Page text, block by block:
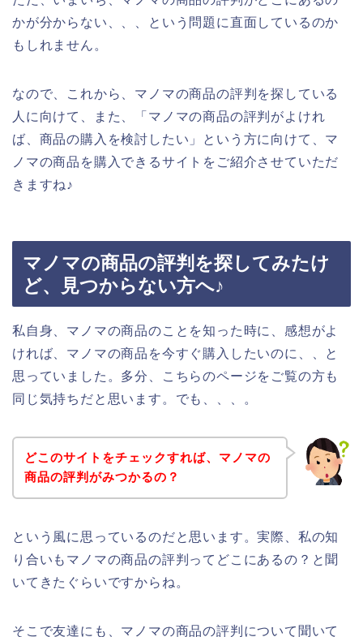
かが分からない、、、という問題に直面しているのか
もしれません。
なので、これから、マノマの商品の評判を探している
人に向けて、また、「マノマの商品の評判がよけれ
ば、商品の購入を検討したい」という方に向けて、マ
ノマの商品を購入できるサイトをご紹介させていただ
きますね♪
マノマの商品の評判を探してみたけ
ど、見つからない方へ♪
私自身、マノマの商品のことを知った時に、感想がよ
ければ、マノマの商品を今すぐ購入したいのに、、と
思っていました。多分、こちらのページをご覧の方も
同じ気持ちだと思います。でも、、、。
どこのサイトをチェックすれば、マノマの
商品の評判がみつかるの？
という風に思っているのだと思います。実際、私の知
り合いもマノマの商品の評判ってどこにあるの？と聞
いてきたぐらいですからね。
そこで友達にも、マノマの商品の評判について聞いて